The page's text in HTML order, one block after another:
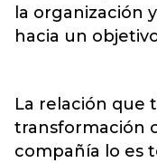
la organización
hacia un
La relación que
transformación
compañía lo es